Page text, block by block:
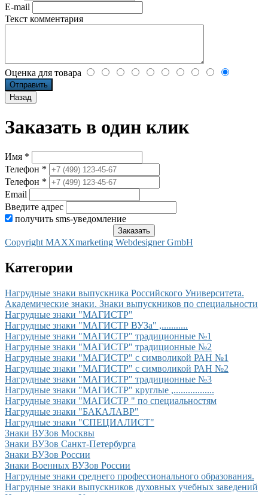
E-mail
Текст комментария
Оценка для товара
Заказать в один клик
Имя *
Телефон *
Телефон *
Email
Введите адрес
получить sms-уведомление
Copyright MAXXmarketing Webdesigner GmbH
Категории
Нагрудные знаки выпускника Российского Университета.
Академические знаки. Знаки выпускников по специальности
Нагрудные знаки "МАГИСТР"
Нагрудные знаки "МАГИСТР ВУЗа" ,...........
Нагрудные знаки "МАГИСТР" традиционные №1
Нагрудные знаки "МАГИСТР" традиционные №2
Нагрудные знаки "МАГИСТР" с символикой РАН №1
Нагрудные знаки "МАГИСТР" с символикой РАН №2
Нагрудные знаки "МАГИСТР" традиционные №3
Нагрудные знаки "МАГИСТР" круглые ,.................
Нагрудные знаки "МАГИСТР " по специальностям
Нагрудные знаки "БАКАЛАВР"
Нагрудные знаки "СПЕЦИАЛИСТ"
Знаки ВУЗов Москвы
Знаки ВУЗов Санкт-Петербурга
Знаки ВУЗов России
Знаки Военных ВУЗов России
Нагрудные знаки cреднего профессионального образования.
Нагрудные знаки выпускников духовных учебных заведений